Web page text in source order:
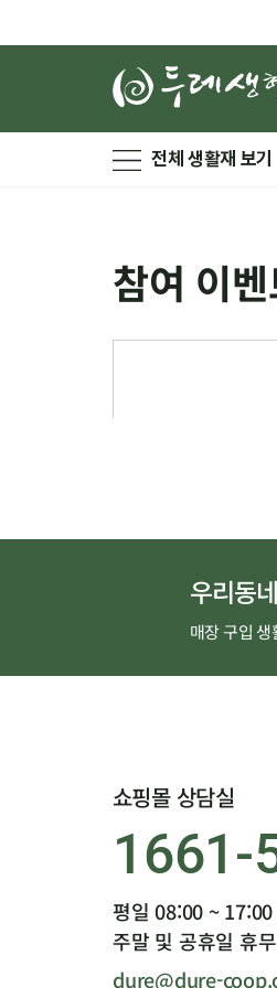
전체 생활재 보기
참여 이
우리동
매장 구입
쇼핑몰 상담실
1661-
평일 08:00 ~
주말 및 공휴일 휴무
dure@dure-